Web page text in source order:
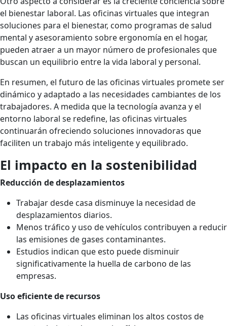
el bienestar laboral. Las oficinas virtuales que integran
soluciones para el bienestar, como programas de salud
mental y asesoramiento sobre ergonomía en el hogar,
pueden atraer a un mayor número de profesionales que
buscan un equilibrio entre la vida laboral y personal.
En resumen, el futuro de las oficinas virtuales promete ser
dinámico y adaptado a las necesidades cambiantes de los
trabajadores. A medida que la tecnología avanza y el
entorno laboral se redefine, las oficinas virtuales
continuarán ofreciendo soluciones innovadoras que
faciliten un trabajo más inteligente y equilibrado.
El impacto en la sostenibilidad
Reducción de desplazamientos
Trabajar desde casa disminuye la necesidad de
desplazamientos diarios.
Menos tráfico y uso de vehículos contribuyen a reducir
las emisiones de gases contaminantes.
Estudios indican que esto puede disminuir
significativamente la huella de carbono de las
empresas.
Uso eficiente de recursos
Las oficinas virtuales eliminan los altos costos de